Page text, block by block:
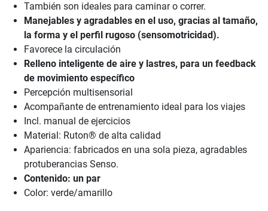
También son ideales para caminar o correr.
Manejables y agradables en el uso, gracias al tamaño,
la forma y el perfil rugoso (sensomotricidad).
Favorece la circulación
Relleno inteligente de aire y lastres, para un feedback
de movimiento específico
Percepción multisensorial
Acompañante de entrenamiento ideal para los viajes
Incl. manual de ejercicios
Material: Ruton® de alta calidad
Apariencia: fabricados en una sola pieza, agradables
protuberancias Senso.
Contenido: un par
Color: verde/amarillo